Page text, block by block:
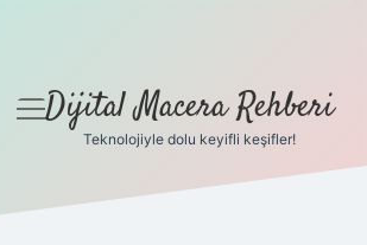
menüyü
Dijital Macera Rehberi
Teknolojiyle dolu keyifli keşifler!